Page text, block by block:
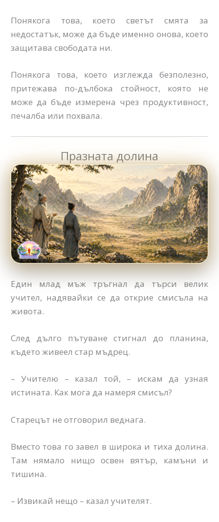
Понякога това, което светът смята за
недостатък, може да бъде именно онова, което
защитава свободата ни.
Понякога това, което изглежда безполезно,
притежава по-дълбока стойност, която не
може да бъде измерена чрез продуктивност,
печалба или похвала.
Празната долина
Един млад мъж тръгнал да търси велик
учител, надявайки се да открие смисъла на
живота.
След дълго пътуване стигнал до планина,
където живеел стар мъдрец.
– Учителю – казал той, – искам да узная
истината. Как мога да намеря смисъл?
Старецът не отговорил веднага.
Вместо това го завел в широка и тиха долина.
Там нямало нищо освен вятър, камъни и
тишина.
– Извикай нещо – казал учителят.